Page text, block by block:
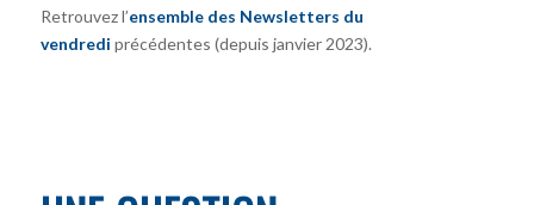
Retrouvez l’ensemble des Newsletters du
vendredi précédentes (depuis janvier 2023).